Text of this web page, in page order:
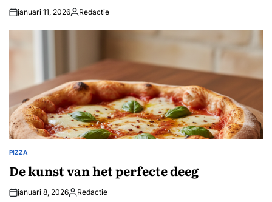
januari 11, 2026Geplaatst
Redactie
GEPLAATST
PIZZA
De kunst van het perfecte deeg
januari 8, 2026Geplaatst
Redactie